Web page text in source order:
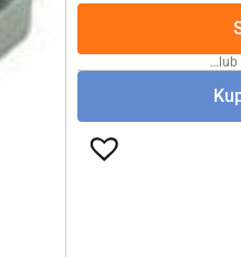
…lub